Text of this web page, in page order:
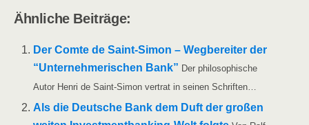
Ähn­li­che Beiträge:
Der Comte de Saint-Simon – Weg­be­rei­ter der
“Unter­neh­me­ri­schen Bank” Der phi­lo­so­phi­sche
Autor Hen­ri de Saint-Simon ver­trat in sei­nen Schriften…
Als die Deut­sche Bank dem Duft der gro­ßen